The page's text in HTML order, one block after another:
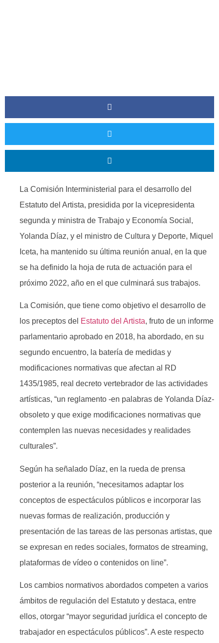
La Comisión Interministerial para el desarrollo del
Estatuto del Artista, presidida por la vicepresidenta
segunda y ministra de Trabajo y Economía Social,
Yolanda Díaz, y el ministro de Cultura y Deporte, Miquel
Iceta, ha mantenido su última reunión anual, en la que
se ha definido la hoja de ruta de actuación para el
próximo 2022, año en el que culminará sus trabajos.
La Comisión, que tiene como objetivo el desarrollo de
los preceptos del Estatuto del Artista, fruto de un informe
parlamentario aprobado en 2018, ha abordado, en su
segundo encuentro, la batería de medidas y
modificaciones normativas que afectan al RD
1435/1985, real decreto vertebrador de las actividades
artísticas, “un reglamento -en palabras de Yolanda Díaz-
obsoleto y que exige modificaciones normativas que
contemplen las nuevas necesidades y realidades
culturales”.
Según ha señalado Díaz, en la rueda de prensa
posterior a la reunión, “necesitamos adaptar los
conceptos de espectáculos públicos e incorporar las
nuevas formas de realización, producción y
presentación de las tareas de las personas artistas, que
se expresan en redes sociales, formatos de streaming,
plataformas de vídeo o contenidos on line”.
Los cambios normativos abordados competen a varios
ámbitos de regulación del Estatuto y destaca, entre
ellos, otorgar “mayor seguridad jurídica el concepto de
trabajador en espectáculos públicos”. A este respecto